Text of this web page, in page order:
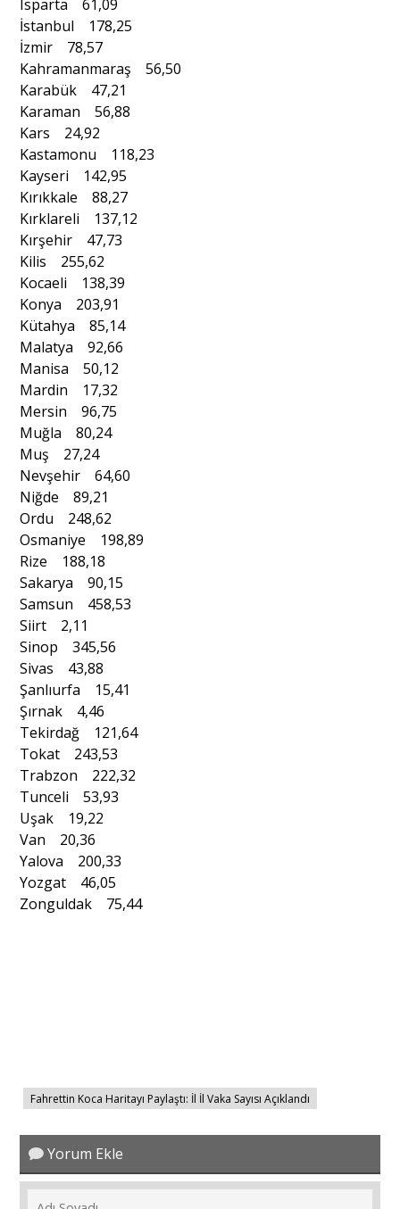
Isparta 61,09
İstanbul 178,25
İzmir 78,57
Kahramanmaraş 56,50
Karabük 47,21
Karaman 56,88
Kars 24,92
Kastamonu 118,23
Kayseri 142,95
Kırıkkale 88,27
Kırklareli 137,12
Kırşehir 47,73
Kilis 255,62
Kocaeli 138,39
Konya 203,91
Kütahya 85,14
Malatya 92,66
Manisa 50,12
Mardin 17,32
Mersin 96,75
Muğla 80,24
Muş 27,24
Nevşehir 64,60
Niğde 89,21
Ordu 248,62
Osmaniye 198,89
Rize 188,18
Sakarya 90,15
Samsun 458,53
Siirt 2,11
Sinop 345,56
Sivas 43,88
Şanlıurfa 15,41
Şırnak 4,46
Tekirdağ 121,64
Tokat 243,53
Trabzon 222,32
Tunceli 53,93
Uşak 19,22
Van 20,36
Yalova 200,33
Yozgat 46,05
Zonguldak 75,44
Fahrettin Koca Haritayı Paylaştı: İl İl Vaka Sayısı Açıklandı
Yorum Ekle